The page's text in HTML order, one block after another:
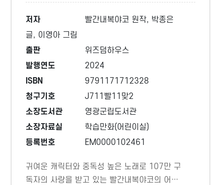
저자
빨간내복야코 원작, 박종은
글, 이영아 그림
출판
위즈덤하우스
발행연도
2024
ISBN
9791171712328
청구기호
J711빨11맞2
소장도서관
영광군립도서관
소장자료실
학습만화(어린이실)
등록번호
EM0000102461
귀여운 캐릭터와 중독성 높은 노래로 107만 구
독자의 사랑을 받고 있는 빨간내복야코의 어린